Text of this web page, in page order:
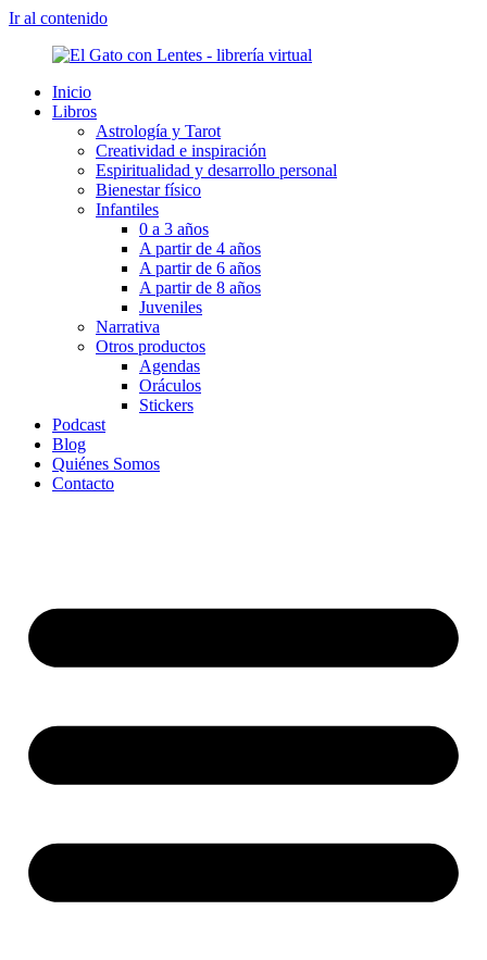
Ir al contenido
Inicio
Libros
Astrología y Tarot
Creatividad e inspiración
Espiritualidad y desarrollo personal
Bienestar físico
Infantiles
0 a 3 años
A partir de 4 años
A partir de 6 años
A partir de 8 años
Juveniles
Narrativa
Otros productos
Agendas
Oráculos
Stickers
Podcast
Blog
Quiénes Somos
Contacto